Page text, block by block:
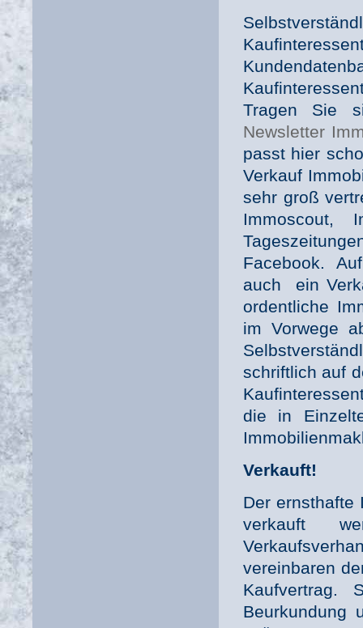
Tragen Sie
Newsletter
passt hier
Verkauf
sehr groß
Immoscout,
Facebook.
auch ein
ordentliche
im Vorwege
schriftlich auf
die in
Verkauft!
Der ernsthafte
verkauft
vereinbaren
Kaufvertrag.
Beurkundung